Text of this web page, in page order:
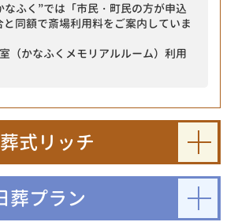
ふく”では「市民・町民の方が申込
同額で斎場利用料をご案内していま
（かなふくメモリアルルーム）利用
式リッチ
葬プラン